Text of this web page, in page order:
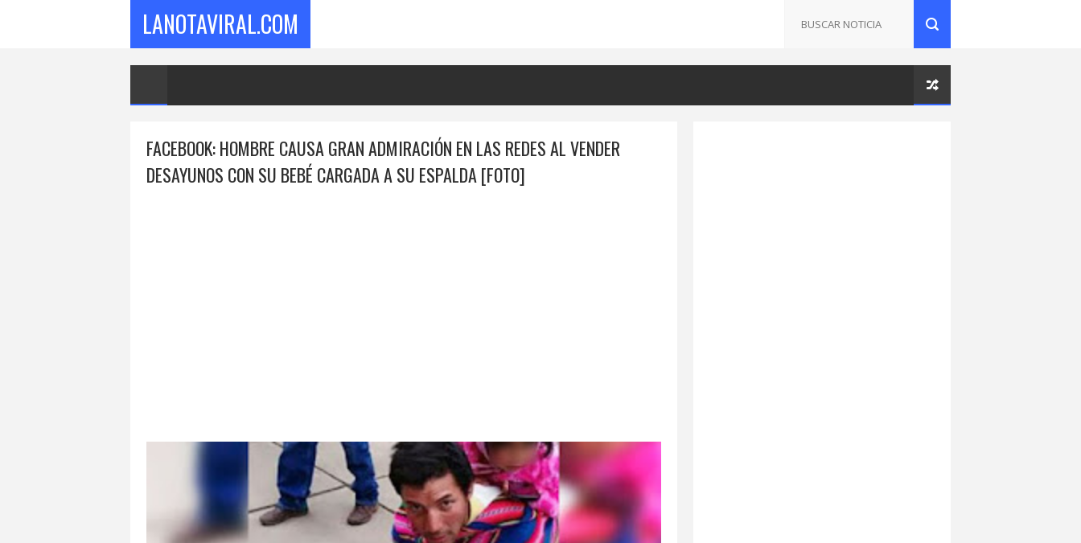
LANOTAVIRAL.COM
FACEBOOK: HOMBRE CAUSA GRAN ADMIRACIÓN EN LAS REDES AL VENDER
DESAYUNOS CON SU BEBÉ CARGADA A SU ESPALDA [FOTO]